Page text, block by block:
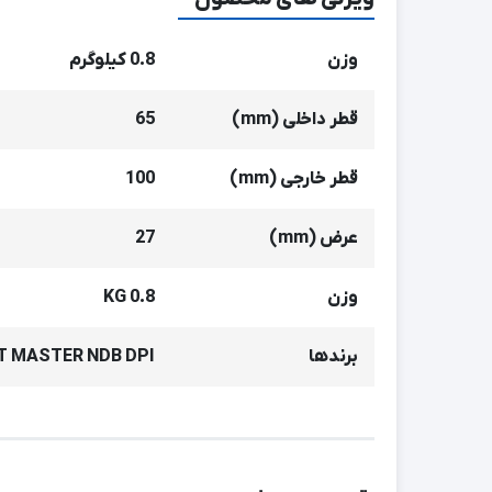
وزن 0.8 کیلوگرم
قطر داخلی (mm) 65
قطر خارجی (mm) 100
عرض (mm) 27
وزن 0.8 KG
برندها MASTER NDB DPI